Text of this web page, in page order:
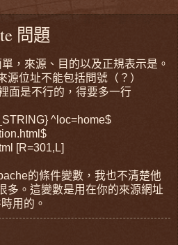
問題
，來源、目的以及正規表示是。
位址不能包括問號（？）
面是不行的，得要多一行
^loc=home$
[R=301,L]
的條件變數，我也不清楚他
多。這變數是用在你的來源網址
用的。